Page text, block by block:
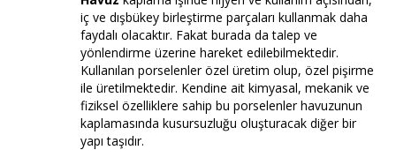
iç ve dışbükey birleştirme parçaları kullanmak daha
faydalı olacaktır. Fakat burada da talep ve
yönlendirme üzerine hareket edilebilmektedir.
Kullanılan porselenler özel üretim olup, özel pişirme
ile üretilmektedir. Kendine ait kimyasal, mekanik ve
fiziksel özelliklere sahip bu porselenler havuzunun
kaplamasında kusursuzluğu oluşturacak diğer bir
yapı taşıdır.